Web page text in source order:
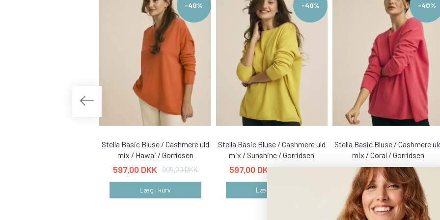
-40%
Stella Basic Bluse / Cashmere uld
mix / Hawai / Gorridsen
597,00 DKK 995,00 DKK
Læg i kurv
-40%
Stella Basic Bluse / Cashmere uld
mix / Sunshine / Gorridsen
597,00 DKK 995,00 DKK
Læg i kurv
-40%
Stella Basic Bluse / Cashmere
mix / Coral / Gorridsen
597,00 DKK 995,00 DKK
Læg i kurv